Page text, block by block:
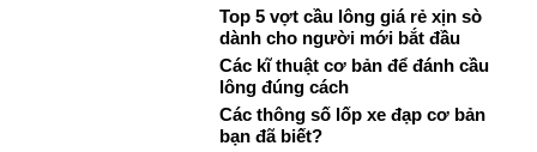
Top 5 vợt cầu lông giá rẻ xịn sò
dành cho người mới bắt đầu
Các kĩ thuật cơ bản để đánh cầu
lông đúng cách
Các thông số lốp xe đạp cơ bản
bạn đã biết?